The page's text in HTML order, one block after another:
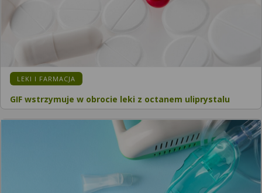
KATEGORIA:
LEKI I FARMACJA
GIF wstrzymuje w obrocie leki z octanem uliprystalu